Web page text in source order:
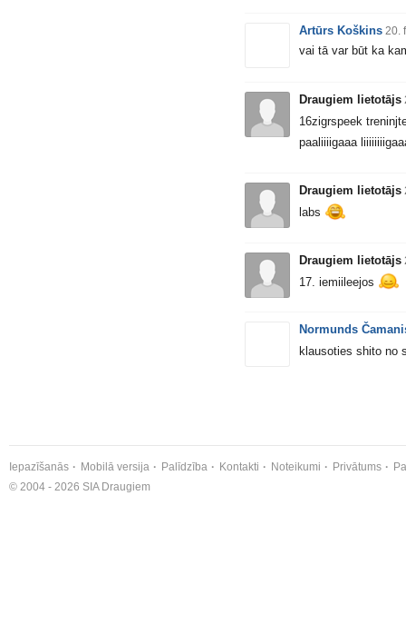
Artūrs Koškins 20.
vai tā var būt ka
Draugiem lietotājs
16zigrspeek
paaliiiigaaa
Draugiem lietotājs
labs
Draugiem lietotājs
17. iemiileejos
Normunds
klausoties shito no
Iepazīšanās Mobilā versija Palīdzība Kontakti Noteikumi Privātums
© 2004 - 2026 SIA Draugiem